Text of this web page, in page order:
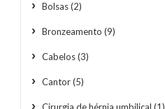
Bolsas(2)
Bronzeamento (9)
Cabelos(3)
Cantor(5)